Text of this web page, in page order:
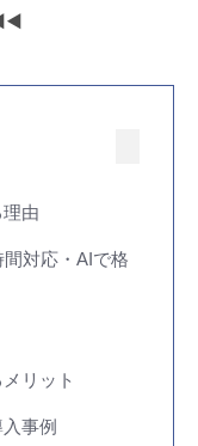
由
対応・AIで格
リット
事例